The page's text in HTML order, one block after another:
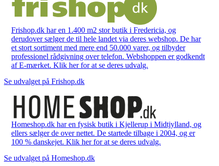
Frishop.dk har en 1.400 m2 stor butik i Fredericia, og
derudover sælger de til hele landet via deres webshop. De har
et stort sortiment med mere end 50.000 varer, og tilbyder
professionel rådgivning over telefon. Webshoppen er godkendt
af E-mærket. Klik her for at se deres udvalg.
Se udvalget på Frishop.dk
Homeshop.dk har en fysisk butik i Kjellerup i Midtjylland, og
ellers sælger de over nettet. De startede tilbage i 2004, og er
100 % danskejet. Klik her for at se deres udvalg.
Se udvalget på Homeshop.dk